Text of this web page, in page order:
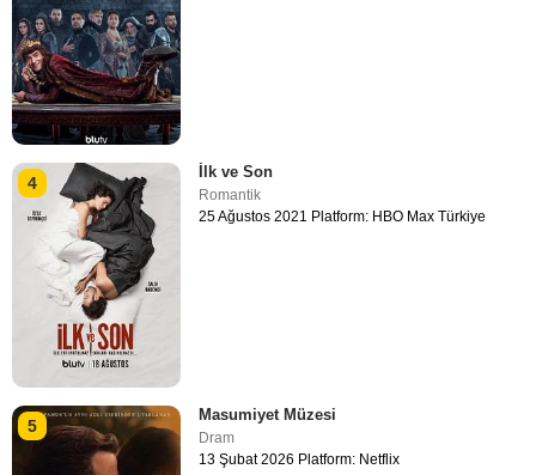
4
İlk ve Son
Romantik
25 Ağustos 2021 Platform: HBO Max Türkiye
5
Masumiyet Müzesi
Dram
13 Şubat 2026 Platform: Netflix